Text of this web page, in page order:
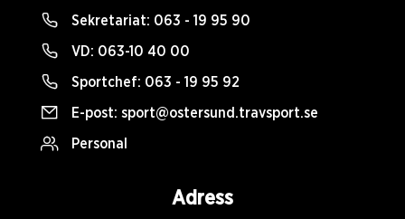
Sekretariat: 063 - 19 95 90
VD: 063-10 40 00
Sportchef: 063 - 19 95 92
E-post: sport@ostersund.travsport.se
Personal
Adress